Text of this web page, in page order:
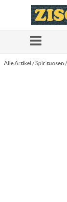
Alle Artikel /Spirituosen /